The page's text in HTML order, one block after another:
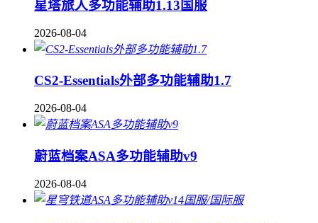
星塔旅人多功能辅助1.13国服
2026-08-04
CS2-Essentials外部多功能辅助1.7
2026-08-04
蔚蓝档案ASA多功能辅助v9
2026-08-04